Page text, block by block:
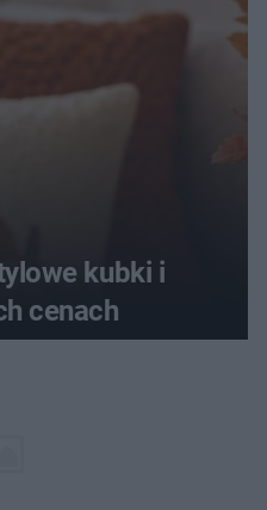
kubki i
cenach